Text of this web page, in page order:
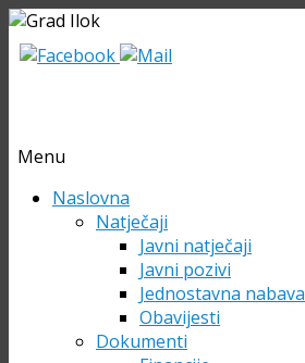
Menu
Skip Naslovna
Natječaji
Javni natječaji
Javni pozivi
Jednostavna nabava
Obavijesti
Dokumenti